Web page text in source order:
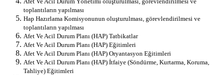
toplantıların yapılması
Hap Hazırlama Komisyonunun oluşturulması, görevlendirilmesi ve
toplantıların yapılması
Afet Ve Acil Durum Planı (HAP) Tatbikatlar
Afet Ve Acil Durum Planı (HAP) Eğitimleri
Afet Ve Acil Durum Planı (HAP) Oryantasyon Eğitimleri
Afet Ve Acil Durum Planı (HAP) İtfaiye (Söndürme, Kurtarma, Koruma,
Tahliye) Eğitimleri